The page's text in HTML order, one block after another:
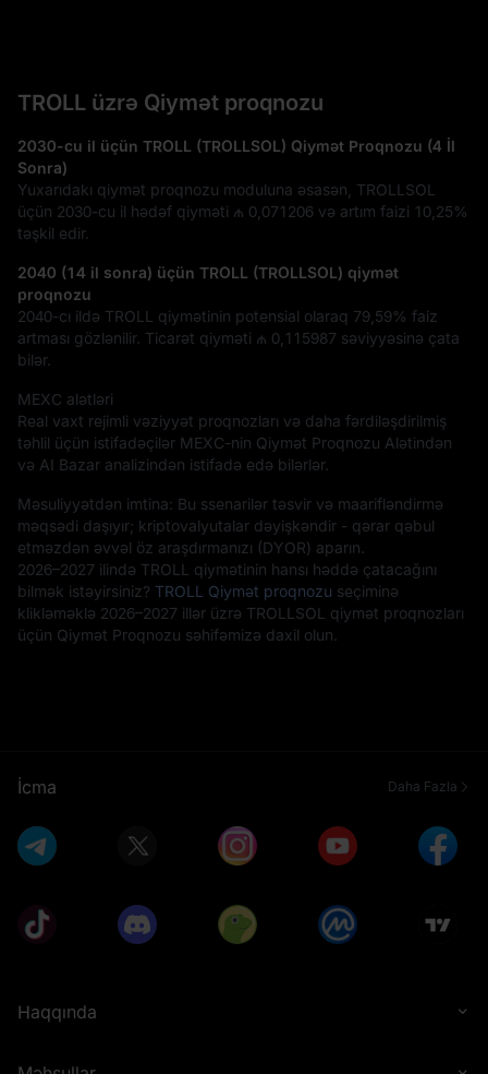
TROLL üzrə Qiymət proqnozu
2030-cu il üçün TROLL (TROLLSOL) Qiymət Proqnozu (4 İl
Sonra)
Yuxarıdakı qiymət proqnozu moduluna əsasən, TROLLSOL
üçün 2030-cu il hədəf qiyməti ₼ 0,071206 və artım faizi 10,25%
təşkil edir.
2040 (14 il sonra) üçün TROLL (TROLLSOL) qiymət
proqnozu
2040-cı ildə TROLL qiymətinin potensial olaraq 79,59% faiz
artması gözlənilir. Ticarət qiyməti ₼ 0,115987 səviyyəsinə çata
bilər.
MEXC alətləri
Real vaxt rejimli vəziyyət proqnozları və daha fərdiləşdirilmiş
təhlil üçün istifadəçilər MEXC-nin Qiymət Proqnozu Alətindən
və AI Bazar analizindən istifadə edə bilərlər.
Məsuliyyətdən imtina: Bu ssenarilər təsvir və maarifləndirmə
məqsədi daşıyır; kriptovalyutalar dəyişkəndir - qərar qəbul
etməzdən əvvəl öz araşdırmanızı (DYOR) aparın.
2026–2027 ilində TROLL qiymətinin hansı həddə çatacağını
bilmək istəyirsiniz? TROLL Qiymət proqnozu seçiminə
klikləməklə 2026–2027 illər üzrə TROLLSOL qiymət proqnozları
üçün Qiymət Proqnozu səhifəmizə daxil olun.
İcma Daha Fazla
Haqqında